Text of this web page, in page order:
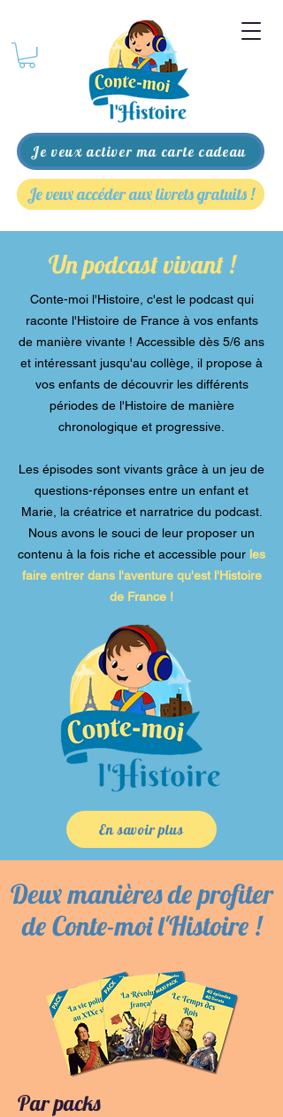
Je veux activer ma carte cadeau
Je veux accéder aux livrets gratuits !
Un podcast vivant !
Conte-moi l'Histoire, c'est le podcast qui
raconte l'Histoire de France à vos enfants
de manière vivante ! Accessible dès 5/6 ans
et intéressant jusqu'au collège, il propose à
vos enfants de découvrir les différents
périodes de l'Histoire de manière
chronologique et progressive.
Les épisodes sont vivants grâce à un jeu de
questions-réponses entre un enfant et
Marie, la créatrice et narratrice du podcast.
Nous avons le souci de leur proposer un
contenu à la fois riche et accessible pour les
faire entrer dans l'aventure qu'est l'Histoire
de France !
En savoir plus
Deux manières de profiter
de Conte-moi l'Histoire !
Par packs